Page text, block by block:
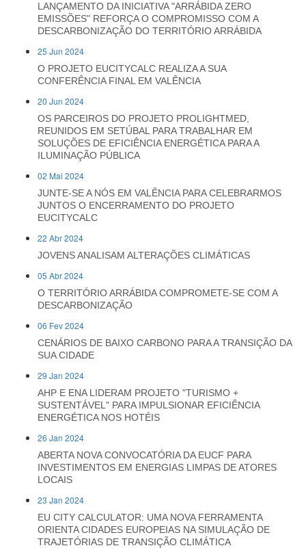
LANÇAMENTO DA INICIATIVA "ARRÁBIDA ZERO
EMISSÕES" REFORÇA O COMPROMISSO COM A
DESCARBONIZAÇÃO DO TERRITÓRIO ARRÁBIDA
25 Jun 2024
O PROJETO EUCITYCALC REALIZA A SUA
CONFERÊNCIA FINAL EM VALÊNCIA
20 Jun 2024
OS PARCEIROS DO PROJETO PROLIGHTMED,
REUNIDOS EM SETÚBAL PARA TRABALHAR EM
SOLUÇÕES DE EFICIÊNCIA ENERGÉTICA PARA A
ILUMINAÇÃO PÚBLICA
02 Mai 2024
JUNTE-SE A NÓS EM VALÊNCIA PARA CELEBRARMOS
JUNTOS O ENCERRAMENTO DO PROJETO
EUCITYCALC
22 Abr 2024
JOVENS ANALISAM ALTERAÇÕES CLIMÁTICAS
05 Abr 2024
O TERRITÓRIO ARRÁBIDA COMPROMETE-SE COM A
DESCARBONIZAÇÃO
06 Fev 2024
CENÁRIOS DE BAIXO CARBONO PARA A TRANSIÇÃO DA
SUA CIDADE
29 Jan 2024
AHP E ENA LIDERAM PROJETO "TURISMO +
SUSTENTÁVEL" PARA IMPULSIONAR EFICIÊNCIA
ENERGÉTICA NOS HOTÉIS
26 Jan 2024
ABERTA NOVA CONVOCATÓRIA DA EUCF PARA
INVESTIMENTOS EM ENERGIAS LIMPAS DE ATORES
LOCAIS
23 Jan 2024
EU CITY CALCULATOR: UMA NOVA FERRAMENTA
ORIENTA CIDADES EUROPEIAS NA SIMULAÇÃO DE
TRAJETÓRIAS DE TRANSIÇÃO CLIMÁTICA